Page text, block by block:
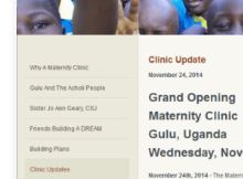
Geburtsklinik eröffnet. Wir
Ann Geary, CSJ und ihren
finden Sie hier: http://